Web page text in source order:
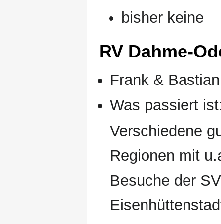
bisher keine
RV Dahme-
Frank &
Was passiert
Verschiedene
Regionen mit
Besuche der